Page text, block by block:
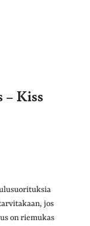
– Kiss
jos
on riemukas